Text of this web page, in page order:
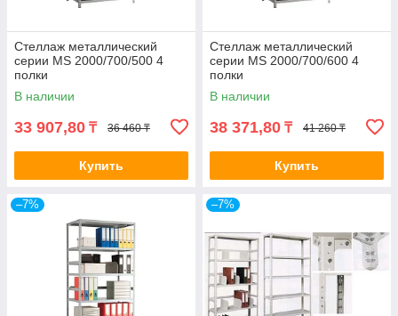
Стеллаж металлический
серии MS 2000/700/500 4
полки
В наличии
33 907,80 ₸ 36 460 ₸
Купить
Стеллаж металлический
серии MS 2000/700/600 4
полки
В наличии
38 371,80 ₸ 41 260 ₸
Купить
–7% –7%